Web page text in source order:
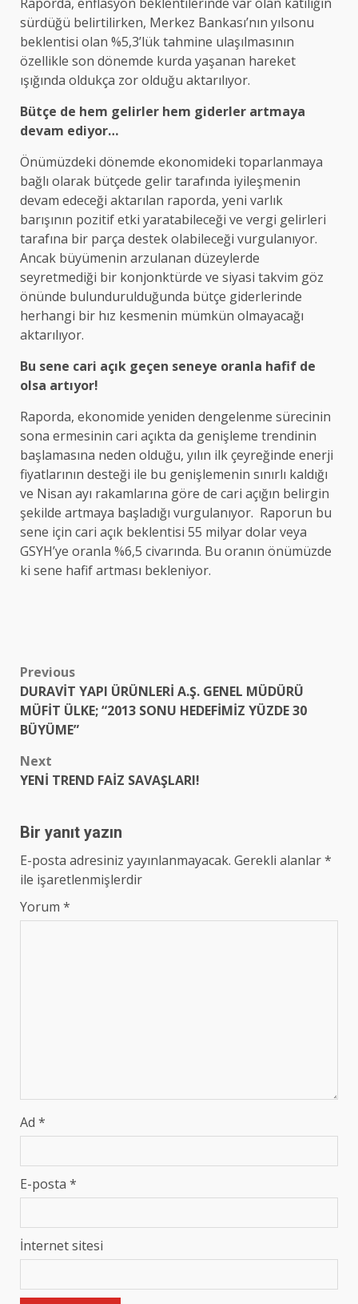
sürdüğü belirtilirken, Merkez Bankası’nın yılsonu
beklentisi olan %5,3’lük tahmine ulaşılmasının
özellikle son dönemde kurda yaşanan hareket
ışığında oldukça zor olduğu aktarılıyor.
Bütçe de hem gelirler hem giderler artmaya
devam ediyor…
Önümüzdeki dönemde ekonomideki toparlanmaya
bağlı olarak bütçede gelir tarafında iyileşmenin
devam edeceği aktarılan raporda, yeni varlık
barışının pozitif etki yaratabileceği ve vergi gelirleri
tarafına bir parça destek olabileceği vurgulanıyor.
Ancak büyümenin arzulanan düzeylerde
seyretmediği bir konjonktürde ve siyasi takvim göz
önünde bulundurulduğunda bütçe giderlerinde
herhangi bir hız kesmenin mümkün olmayacağı
aktarılıyor.
Bu sene cari açık geçen seneye oranla hafif de
olsa artıyor!
Raporda, ekonomide yeniden dengelenme sürecinin
sona ermesinin cari açıkta da genişleme trendinin
başlamasına neden olduğu, yılın ilk çeyreğinde enerji
fiyatlarının desteği ile bu genişlemenin sınırlı kaldığı
ve Nisan ayı rakamlarına göre de cari açığın belirgin
şekilde artmaya başladığı vurgulanıyor. Raporun bu
sene için cari açık beklentisi 55 milyar dolar veya
GSYH’ye oranla %6,5 civarında. Bu oranın önümüzde
ki sene hafif artması bekleniyor.
Post
navigation
Previous
DURAVİT YAPI ÜRÜNLERİ A.Ş. GENEL MÜDÜRÜ
MÜFİT ÜLKE; “2013 SONU HEDEFİMİZ YÜZDE 30
BÜYÜME”
Next
YENİ TREND FAİZ SAVAŞLARI!
Bir yanıt yazın
E-posta adresiniz yayınlanmayacak. Gerekli alanlar*
ile işaretlenmişlerdir
Yorum *
Ad *
E-posta *
İnternet sitesi